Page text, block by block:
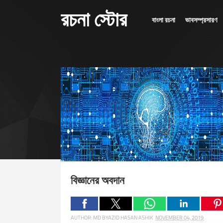
রচনা স্টোর বাংলা রচনা ভাবসম্প্রসারণ
বিজ্ঞানের অবদান
AUTHOR:MD BYAZID HASAN ASHIK NOVEMBER 04, 2019